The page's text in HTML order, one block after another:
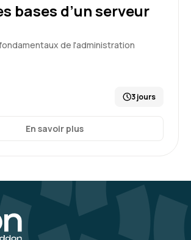
bases d’un serveur
de l'administration
3 jours
En savoir plus